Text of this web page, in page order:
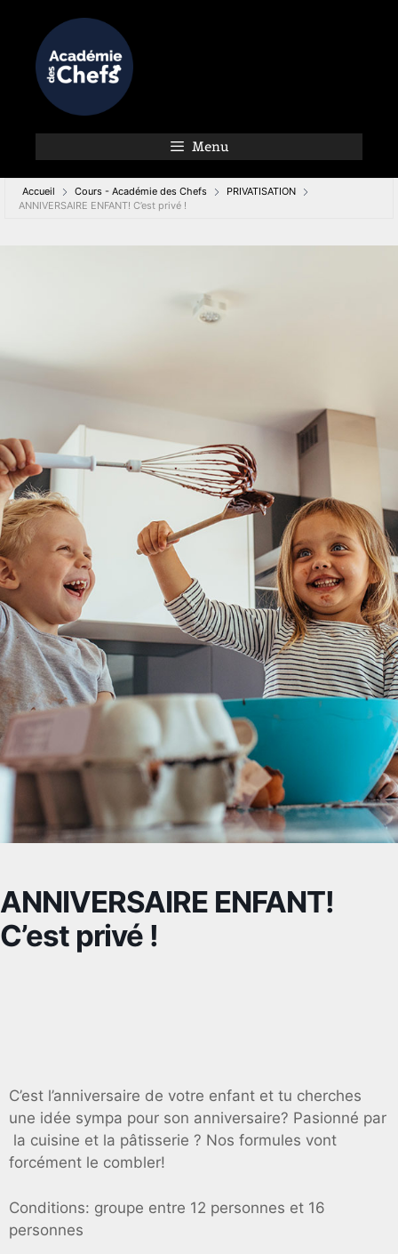
Menu
Accueil Cours - Académie des Chefs
PRIVATISATION
ANNIVERSAIRE ENFANT! C’est privé !
ANNIVERSAIRE ENFANT!
C’est privé !
C’est l’anniversaire de votre enfant et tu cherches
une idée sympa pour son anniversaire? Pasionné par
la cuisine et la pâtisserie ? Nos formules vont
forcément le combler!
Conditions: groupe entre 12 personnes et 16
personnes